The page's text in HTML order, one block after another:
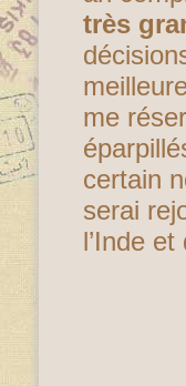
très
me
certain
serai
l’Inde